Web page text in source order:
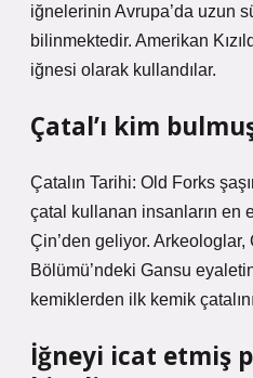
iğnelerinin Avrupa’da uzun
bilinmektedir. Amerikan
iğnesi olarak kullandılar.
Çatal’ı kim
Çatalın Tarihi: Old Forks
çatal kullanan insanların en
Çin’den geliyor. Arkeologlar,
Bölümü’ndeki Gansu
kemiklerden ilk kemik
İğneyi icat etmiş